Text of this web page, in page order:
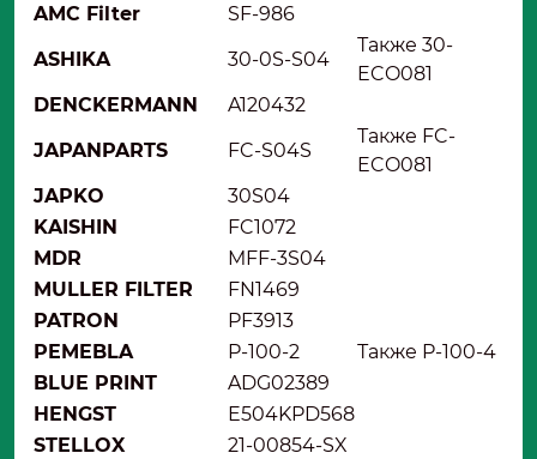
AMC Filter
SF-986
ASHIKA
30-0S-S04
Также 30-
ECO081
DENCKERMANN
A120432
JAPANPARTS
FC-S04S
Также FC-
ECO081
JAPKO
30S04
KAISHIN
FC1072
MDR
MFF-3S04
MULLER FILTER
FN1469
PATRON
PF3913
PEMEBLA
P-100-2
Также P-100-4
BLUE PRINT
ADG02389
HENGST
E504KPD568
STELLOX
21-00854-SX